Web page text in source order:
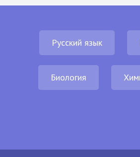
Русский язык
Биология